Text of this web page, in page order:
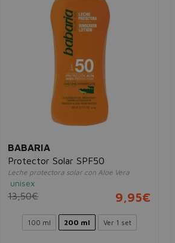
BABARIA
Protector Solar SPF50
Leche protectora solar con Aloe Vera
unisex
13,50€ 9,95€
100 ml 200 ml Ver 1 set